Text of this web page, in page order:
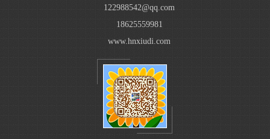
122988542@qq.com
18625559981
www.hnxiudi.com